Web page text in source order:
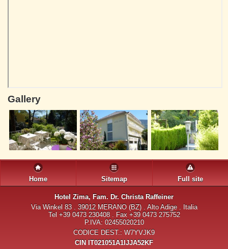
Gallery
Home Sitemap Full site
Hotel Zima, Fam. Dr. Christa Raffeiner
Via Winkel 83 . 39012 MERANO (BZ) . Alto Adige . Italia
Tel +39 0473 230408 . Fax +39 0473 275752
P.IVA: 02455020210
CODICE DEST.: W7YVJK9
CIN IT021051A1IJJA52KF